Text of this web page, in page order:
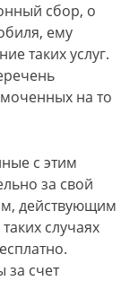
сбор, о
ему
таких услуг.
на то
с этим
за свой
действующим
случаях
за счет